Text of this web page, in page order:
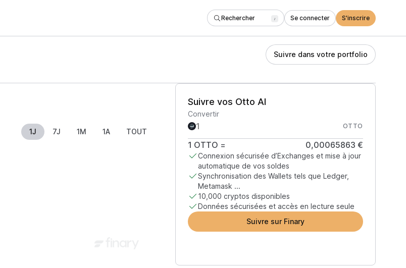
Rechercher / Se connecter S'inscrire
Suivre dans votre portfolio
1J 7J 1M 1A TOUT
Suivre vos Otto AI
Convertir
OTTO
1 OTTO = 0,00065863 €
Connexion sécurisée d’Exchanges et mise à jour
automatique de vos soldes
Synchronisation des Wallets tels que Ledger,
Metamask ...
10,000 cryptos disponibles
Données sécurisées et accès en lecture seule
Suivre sur Finary